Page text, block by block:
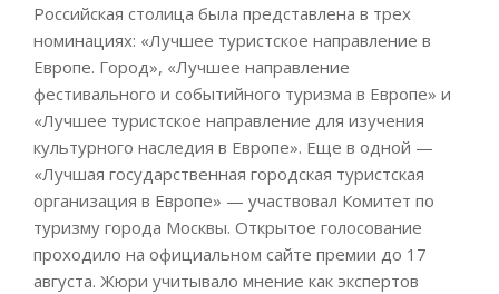
Российская столица была представлена в трех
номинациях: «Лучшее туристское направление в
Европе. Город», «Лучшее направление
фестивального и событийного туризма в Европе» и
«Лучшее туристское направление для изучения
культурного наследия в Европе». Еще в одной —
«Лучшая государственная городская туристская
организация в Европе» — участвовал Комитет по
туризму города Москвы. Открытое голосование
проходило на официальном сайте премии до 17
августа. Жюри учитывало мнение как экспертов